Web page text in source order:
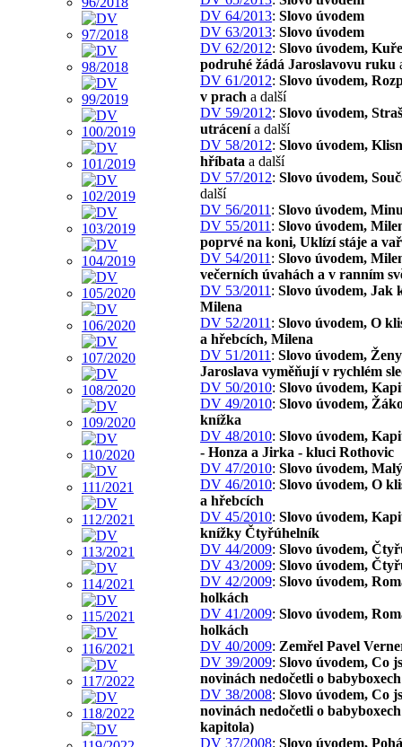
DV 64/2013: Slovo úvodem
DV 63/2013: Slovo úvodem
DV 62/2012: Slovo úvodem,
podruhé žádá Jaroslavovu ruku
DV 61/2012: Slovo úvodem,
v prach a další
DV 59/2012: Slovo úvodem,
utrácenía další
DV 58/2012: Slovo úvodem,
hříbata a další
DV 57/2012: Slovo úvodem,
další
DV 56/2011 : Slovo úvodem,
DV 55/2011 : Slovo úvodem,
poprvé na koni, Uklízí stáje a
DV 54/2011 : Slovo úvodem,
večerních úvahách a v ranním
DV 53/2011 : Slovo úvodem, Jak
Milena
DV 52/2011 : Slovo úvodem, O
a hřebcích, Milena
DV 51/2011 : Slovo úvodem,
Jaroslava vyměňují v rychlém
DV 50/2010: Slovo úvodem,
DV 49/2010: Slovo úvodem,
knížka
DV 48/2010: Slovo úvodem,
- Honza a Jirka - kluci Rothovic
DV 47/2010: Slovo úvodem,
DV 46/2010: Slovo úvodem, O
a hřebcích
DV 45/2010: Slovo úvodem,
knížky Čtyřúhelník
DV 44/2009: Slovo úvodem,
DV 43/2009: Slovo úvodem,
DV 42/2009: Slovo úvodem,
holkách
DV 41/2009: Slovo úvodem,
holkách
DV 40/2009: Zemřel Pavel
DV 39/2009: Slovo úvodem, Co
novinách nedočetli o babyboxech
DV 38/2008: Slovo úvodem, Co
novinách nedočetli o
kapitola)
DV 37/2008: Slovo úvodem,